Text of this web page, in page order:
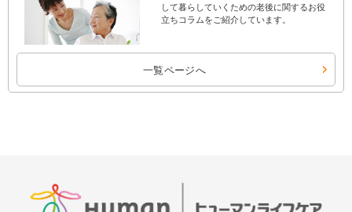
して暮らしていくための老後に関するお役
立ちコラムをご紹介しています。
一覧ページへ